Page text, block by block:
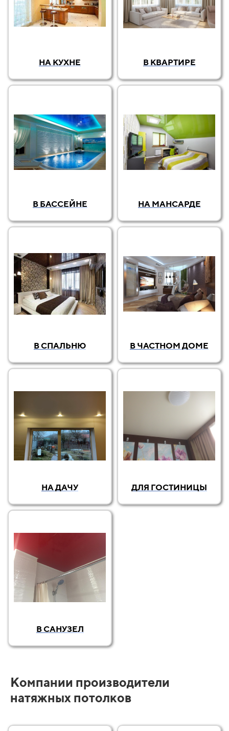
НА КУХНЕ В КВАРТИРЕ
В БАССЕЙНЕ НА МАНСАРДЕ
В СПАЛЬНЮ В ЧАСТНОМ ДОМЕ
НА ДАЧУ ДЛЯ ГОСТИНИЦЫ
В САНУЗЕЛ
Компании производители
натяжных потолков